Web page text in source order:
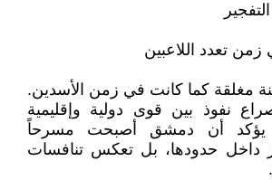
مغلقة كما كانت في زمن الأسدين.
نفوذ بين قوى دولية وإقليمية
يؤكد أن دمشق أصبحت مسرحاً
داخل حدودها، بل تعكس تنافسات